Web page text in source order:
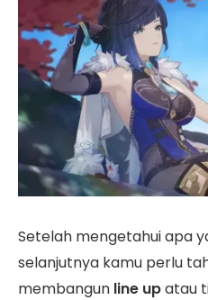
Setelah mengetahui apa
selanjutnya kamu perlu
membangun line upatau